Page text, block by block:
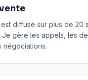
diffusé sur plus de 20
Je gère les appels, les
négociations.